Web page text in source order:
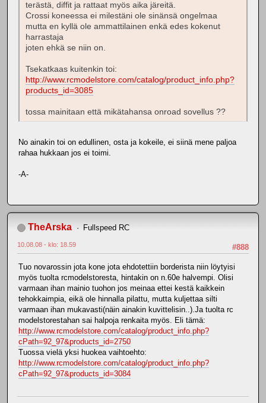
terästä, diffit ja rattaat myös aika järeitä.
Crossi koneessa ei milestäni ole sinänsä ongelmaa
mutta en kyllä ole ammattilainen enkä edes kokenut
harrastaja
joten ehkä se niin on.
Tsekatkaas kuitenkin toi:
http://www.rcmodelstore.com/catalog/product_info.php?
products_id=3085
tossa mainitaan että mikätahansa onroad sovellus ??
No ainakin toi on edullinen, osta ja kokeile, ei siinä mene paljoa
rahaa hukkaan jos ei toimi.
-A-
TheArska Fullspeed RC
#888
10.08.08 - klo: 18.59
Tuo novarossin jota kone jota ehdotettiin borderista niin löytyisi
myös tuolta rcmodelstoresta, hintakin on n.60e halvempi. Olisi
varmaan ihan mainio tuohon jos meinaa ettei kestä kaikkein
tehokkaimpia, eikä ole hinnalla pilattu, mutta kuljettaa silti
varmaan ihan mukavasti(näin ainakin kuvittelisin..).Ja tuolta rc
modelstorestahan sai halpoja renkaita myös. Eli tämä:
http://www.rcmodelstore.com/catalog/product_info.php?
cPath=92_97&products_id=2750
Tuossa vielä yksi huokea vaihtoehto:
http://www.rcmodelstore.com/catalog/product_info.php?
cPath=92_97&products_id=3084